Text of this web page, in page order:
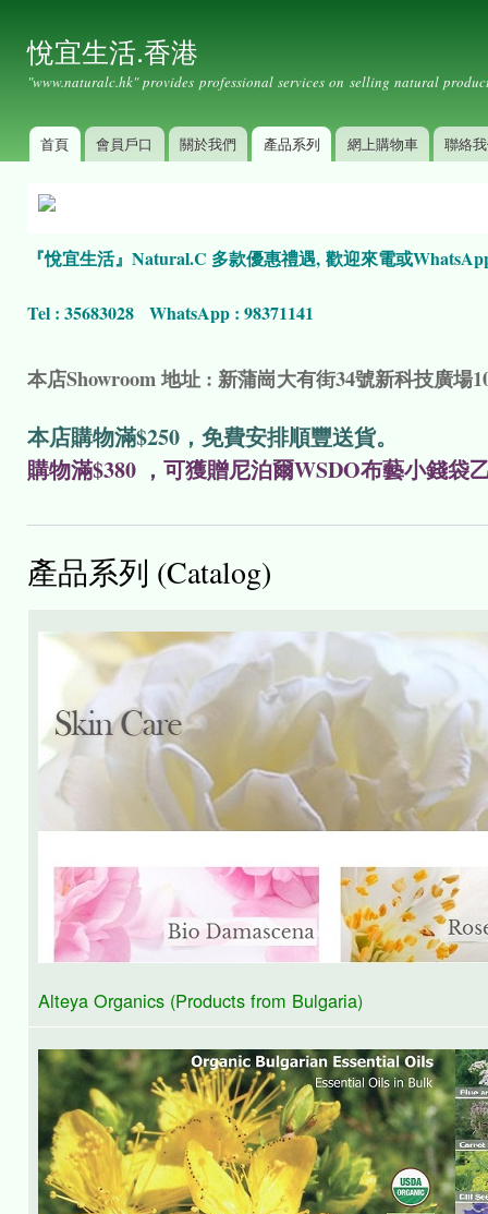
悅宜生活.香港
"www.naturalc.hk" provides professional services on selling natural
Main menu
首頁 會員戶口 關於我們 產品系列 網上購物車 聯絡
『悅宜生活』Natural.C 多款優惠禮遇,歡迎來電或
Tel : 35683028 WhatsApp : 98371141
本店Showroom 地址 : 新蒲崗大有街34號新科技廣場
本店購物滿$250，免費安排順豐送貨。
購物滿$380 ，可獲贈尼泊爾WSDO布藝小錢袋
產品系列 (Catalog)